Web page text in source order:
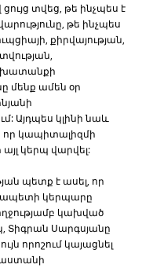
տվեց, թե ինչպես է
թե ինչպես
քիրվայության,
մենք ամեն օր
Այդպես կլինի նաև
կապիտալիզմի
այլ կերպ վարվել:
պետք է ասել, որ
կերպարը
կախված
Տիգրան Սարգսյանը
որոշում կայացնել